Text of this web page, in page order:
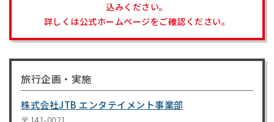
込みください。
詳しくは公式ホームページをご確認ください。
旅行企画・実施
株式会社JTB エンタテイメント事業部